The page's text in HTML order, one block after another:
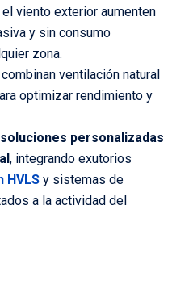
viento exterior aumenten
y sin consumo
zona.
ventilación natural
optimizar rendimiento y
soluciones personalizadas
, integrando exutorios
HVLS y sistemas de
a la actividad del